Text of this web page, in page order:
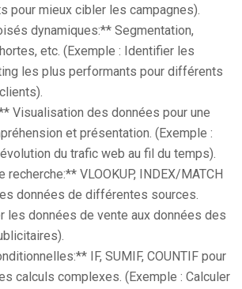
pour mieux cibler les campagnes).
dynamiques:** Segmentation,
etc. (Exemple : Identifier les
les plus performants pour différents
Visualisation des données pour une
et présentation. (Exemple :
du trafic web au fil du temps).
recherche:** VLOOKUP, INDEX/MATCH
données de différentes sources.
les données de vente aux données des
IF, SUMIF, COUNTIF pour
calculs complexes. (Exemple : Calculer